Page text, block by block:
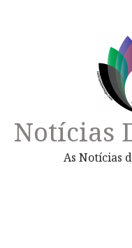
Notícias
As Notícias